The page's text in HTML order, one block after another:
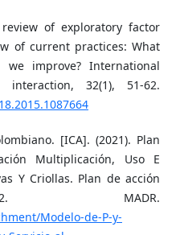
of exploratory factor
of current practices: What
improve? International
32(1), 51-62.
[ICA]. (2021). Plan
Multiplicación, Uso E
Y Criollas. Plan de acción
MADR.
Modelo-de-P-y-